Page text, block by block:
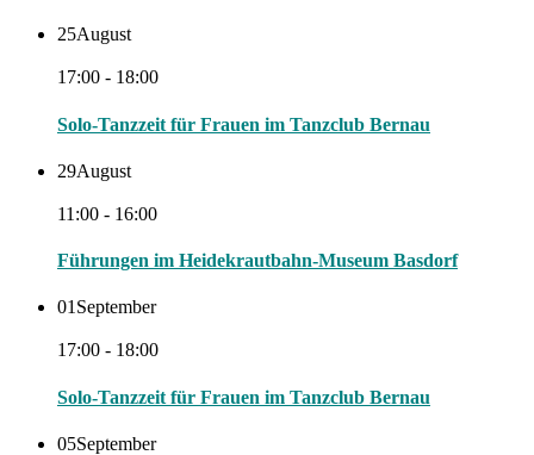
25August
17:00 - 18:00
Solo-Tanzzeit für Frauen im Tanzclub Bernau
29August
11:00 - 16:00
Führungen im Heidekrautbahn-Museum Basdorf
01September
17:00 - 18:00
Solo-Tanzzeit für Frauen im Tanzclub Bernau
05September